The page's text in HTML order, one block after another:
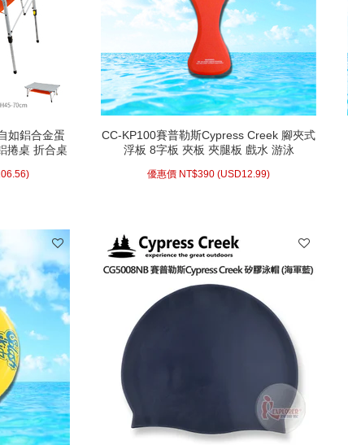
如鋁合金蛋
捲桌 折合桌
CC-KP100賽普勒斯Cypress Creek 腳夾式
浮板 8字板 夾板 夾腿板 戲水 游泳
優惠價 NT$390 (USD12.99)